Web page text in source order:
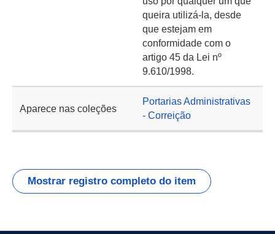
queira utilizá-la, desde
que estejam em
conformidade com o
artigo 45 da Lei nº
9.610/1998.
Aparece nas coleções
Portarias Administrativas
- Correição
Mostrar registro completo do item